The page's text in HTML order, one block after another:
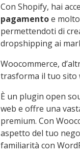
Con Shopify, hai
pagamentoe
permettendoti di
dropshipping ai
Woocommerce,
trasforma il tuo sito
È un plugin open
web e offre una
premium. Con
aspetto del tuo
familiarità con